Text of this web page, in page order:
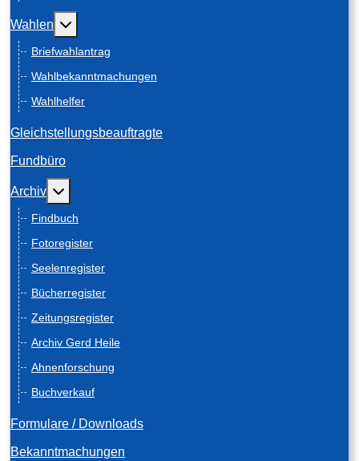
Wahlen Weitere Informationen: Wahlen
Briefwahlantrag
Wahlbekanntmachungen
Wahlhelfer
Gleichstellungsbeauftragte
Fundbüro
Archiv Weitere Informationen: Archiv
Findbuch
Fotoregister
Seelenregister
Bücherregister
Zeitungsregister
Archiv Gerd Heile
Ahnenforschung
Buchverkauf
Formulare / Downloads
Bekanntmachungen